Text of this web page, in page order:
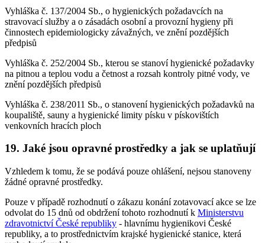
Vyhláška č. 137/2004 Sb., o hygienických požadavcích na
stravovací služby a o zásadách osobní a provozní hygieny při
činnostech epidemiologicky závažných, ve znění pozdějších
předpisů
Vyhláška č. 252/2004 Sb., kterou se stanoví hygienické požadavky
na pitnou a teplou vodu a četnost a rozsah kontroly pitné vody, ve
znění pozdějších předpisů
Vyhláška č. 238/2011 Sb., o stanovení hygienických požadavků na
koupaliště, sauny a hygienické limity písku v pískovištích
venkovních hracích ploch
19. Jaké jsou opravné prostředky a jak se uplatňují
Vzhledem k tomu, že se podává pouze ohlášení, nejsou stanoveny
žádné opravné prostředky.
Pouze v případě rozhodnutí o zákazu konání zotavovací akce se lze
odvolat do 15 dnů od obdržení tohoto rozhodnutí k Ministerstvu
zdravotnictví České republiky - hlavnímu hygienikovi České
republiky, a to prostřednictvím krajské hygienické stanice, která